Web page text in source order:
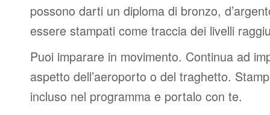
possono darti un diploma di bronzo,
essere stampati come traccia dei livelli
Puoi imparare in movimento. Continua ad
aspetto dell’aeroporto o del traghetto.
incluso nel programma e portalo con te.